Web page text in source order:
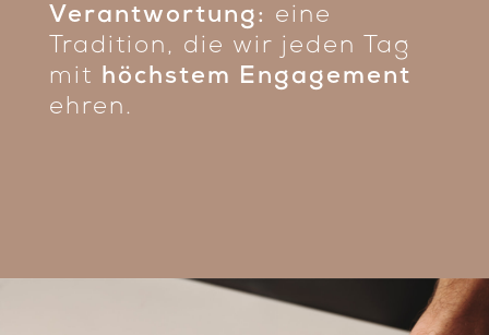
Verantwortung: eine
Tradition, die wir jeden Tag
mit höchstem Engagement
ehren.